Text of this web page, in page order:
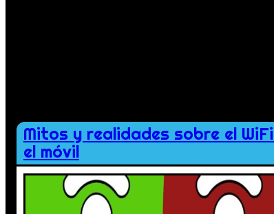
Mitos y realidades sobre el
el móvil